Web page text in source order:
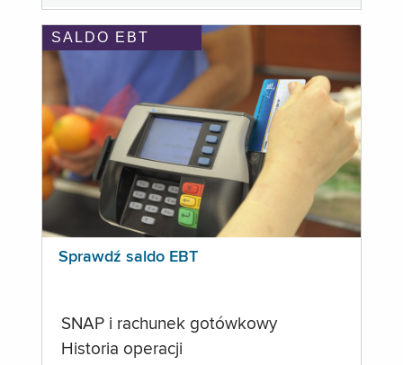
SALDO EBT
Sprawdź saldo EBT
SNAP i rachunek gotówkowy
Historia operacji